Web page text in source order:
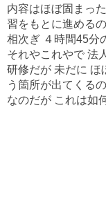
内容はほぼ固まっ
習をもとに進める
相次ぎ ４時間45分
それやこれやで 法
研修だが 未だに ほ
う箇所が出てくる
なのだが これは如